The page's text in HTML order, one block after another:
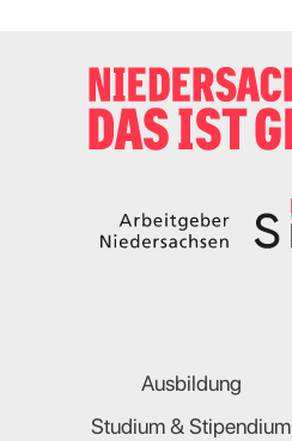
Ausbildung
Studium & Stipendium